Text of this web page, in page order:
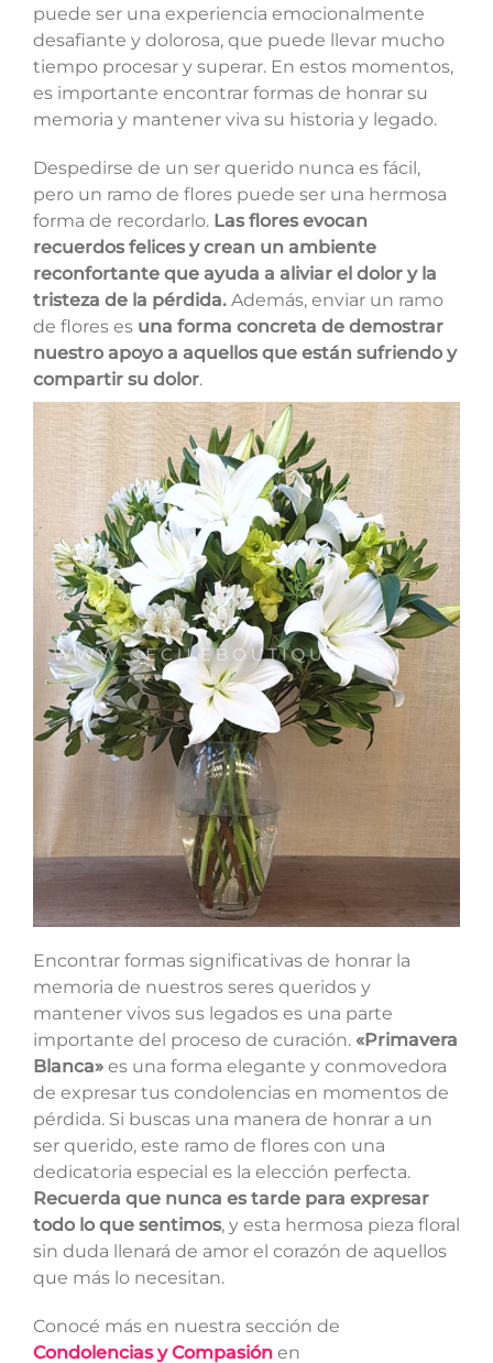
puede ser una experiencia emocionalmente
desafiante y dolorosa, que puede llevar mucho
tiempo procesar y superar. En estos momentos,
es importante encontrar formas de honrar su
memoria y mantener viva su historia y legado.
Despedirse de un ser querido nunca es fácil,
pero un ramo de flores puede ser una hermosa
forma de recordarlo. Las flores evocan
recuerdos felices y crean un ambiente
reconfortante que ayuda a aliviar el dolor y la
tristeza de la pérdida.Además, enviar un ramo
de flores es una forma concreta de demostrar
nuestro apoyo a aquellos que están sufriendo y
compartir su dolor.
Encontrar formas significativas de honrar la
memoria de nuestros seres queridos y
mantener vivos sus legados es una parte
importante del proceso de curación. «Primavera
Blanca»es una forma elegante y conmovedora
de expresar tus condolencias en momentos de
pérdida. Si buscas una manera de honrar a un
ser querido, este ramo de flores con una
dedicatoria especial es la elección perfecta.
Recuerda que nunca es tarde para expresar
todo lo que sentimos, y esta hermosa pieza floral
sin duda llenará de amor el corazón de aquellos
que más lo necesitan.
Conocé más en nuestra sección de
Condolencias y Compasión en